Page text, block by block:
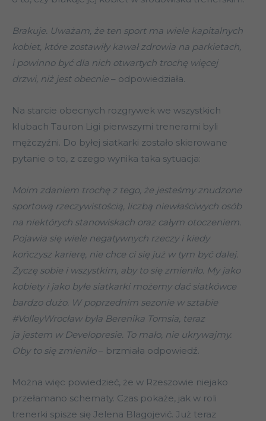
Brakuje. Uważam, że ten sport ma wiele kapitalnych
kobiet, które zostawiły kawał zdrowia na parkietach,
i powinno być dla nich otwartych trochę więcej
drzwi, niż jest obecnie – odpowiedziała.
Na starcie obecnych rozgrywek we wszystkich
klubach Tauron Ligi pierwszymi trenerami byli
mężczyźni. Do byłej siatkarki zostało skierowane
pytanie o to, z czego wynika taka sytuacja:
Moim zdaniem trochę z tego, że jesteśmy znudzone
sportową rzeczywistością, liczbą niewłaściwych osób
na niektórych stanowiskach oraz całym otoczeniem.
Pojawia się wiele negatywnych rzeczy i kiedy
kończysz karierę, nie chce ci się już w tym być dalej.
Życzę sobie i wszystkim, aby to się zmieniło. My jako
kobiety i jako byłe siatkarki możemy dać siatkówce
bardzo dużo. W poprzednim sezonie w sztabie
#VolleyWrocław była Berenika Tomsia, teraz
ja jestem w Developresie. To mało, nie ukrywajmy.
Oby to się zmieniło– brzmiała odpowiedź.
Można więc powiedzieć, że w Rzeszowie niejako
przełamano schematy. Czas pokaże, jak w roli
trenerki spisze się Jelena Blagojević. Już teraz